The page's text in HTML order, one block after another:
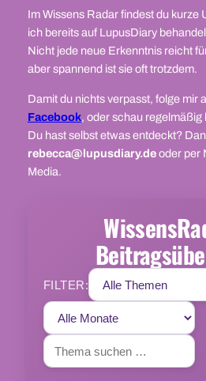
Im Wissens Radar findest du kurze
ich bereits auf LupusDiary
Nicht jede neue Erkenntnis reicht
aber spannend ist sie oft trotzdem.
Damit du nichts verpasst, folge mir
Facebook, oder schau regelmäßig
Du hast selbst etwas entdeckt?
rebecca@lupusdiary.deoder per
Media.
FILTER: